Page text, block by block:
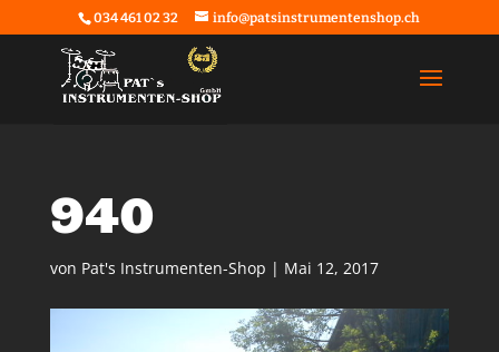
034 461 02 32 info@patsinstrumentenshop.ch
940
von Pat's Instrumenten-Shop | Mai 12, 2017